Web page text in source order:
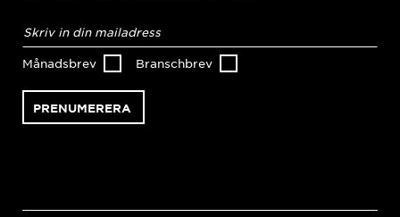
postadress*
Månadsbrev Branschbrev